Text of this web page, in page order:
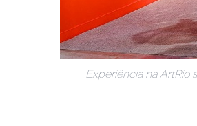
Experiência na